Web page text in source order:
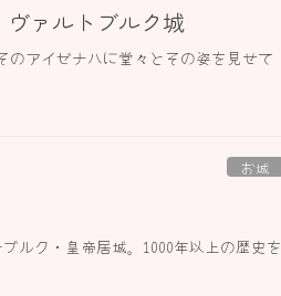
ァルトブルク城
のアイゼナハに堂々とその姿を見せて
お城
ルク・皇帝居城。1000年以上の歴史を